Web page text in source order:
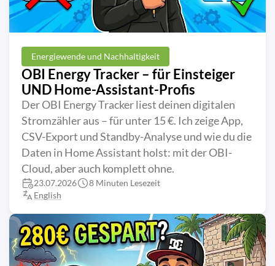
Energiewende und Nachhaltigkeit
OBI Energy Tracker – für Einsteiger
UND Home-Assistant-Profis
Der OBI Energy Tracker liest deinen digitalen
Stromzähler aus – für unter 15 €. Ich zeige App,
CSV-Export und Standby-Analyse und wie du die
Daten in Home Assistant holst: mit der OBI-
Cloud, aber auch komplett ohne.
23.07.2026
8 Minuten Lesezeit
English